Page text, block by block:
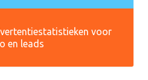
voor
en leads